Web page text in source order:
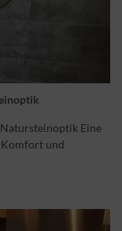
Eine
und